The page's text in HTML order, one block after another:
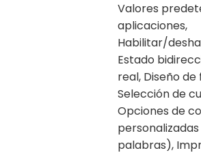
Valores
aplicaciones,
Habilitar/
Estado
real, Diseño
Selección de
Opciones de
palabras),